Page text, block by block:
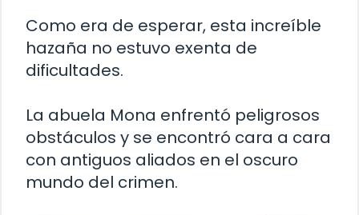
Como era de esperar, esta increíble
hazaña no estuvo exenta de
dificultades.
La abuela Mona enfrentó peligrosos
obstáculos y se encontró cara a cara
con antiguos aliados en el oscuro
mundo del crimen.